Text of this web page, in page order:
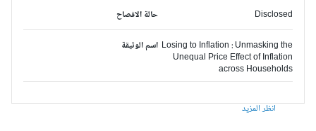
حالة الافصاح Disclosed
اسم الوثيقة Losing to Inflation : Unmasking the
Unequal Price Effect of Inflation
across Households
انظر المزيد